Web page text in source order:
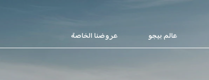
عالم بيجو عروضنا الخاصة